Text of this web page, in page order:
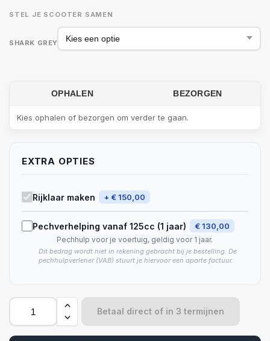
STEL JE SCOOTER SAMEN
SHARK GREY
OPHALEN BEZORGEN
Kies ophalen of bezorgen om verder te gaan.
EXTRA OPTIES
Rijklaar maken + € 150,00
Pechverhelping vanaf 125cc (1 jaar) € 130,00
Pechhulp voor je voertuig, geldig voor 1 jaar.
Dit bedrag wordt niet in rekening gebracht bij je bestelling. De
pechhulpverlener (VAB) stuurt je hiervoor een aparte factuur.
Betaal direct of in 3 termijnen